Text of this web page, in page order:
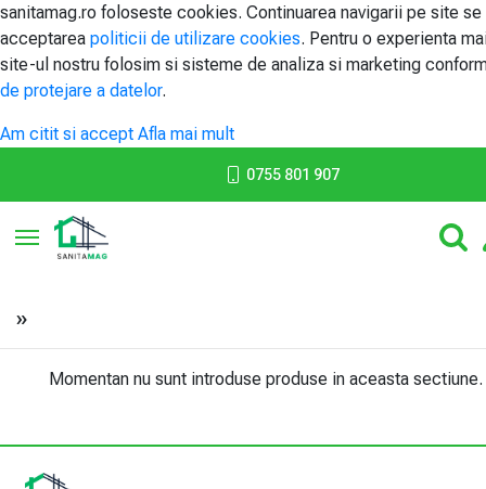
sanitamag.ro foloseste cookies. Continuarea navigarii pe site
acceptarea politicii de utilizare cookies. Pentru o experienta
site-ul nostru folosim si sisteme de analiza si marketing
de protejare a datelor.
Am citit si accept Afla mai mult
0755 801 907
Toggle navigation
»
Momentan nu sunt introduse produse in aceasta sectiune.